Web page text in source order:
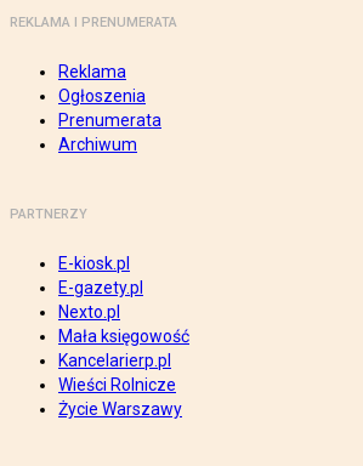
REKLAMA I PRENUMERATA
Reklama
Ogłoszenia
Prenumerata
Archiwum
PARTNERZY
E-kiosk.pl
E-gazety.pl
Nexto.pl
Mała księgowość
Kancelarierp.pl
Wieści Rolnicze
Życie Warszawy